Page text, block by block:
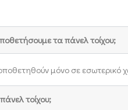
τα πάνελ τοίχου;
μόνο σε εσωτερικό
τοίχου;